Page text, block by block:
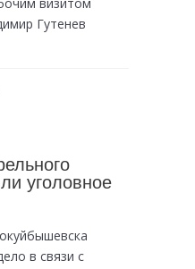
Гутенев
уголовное
в связи с